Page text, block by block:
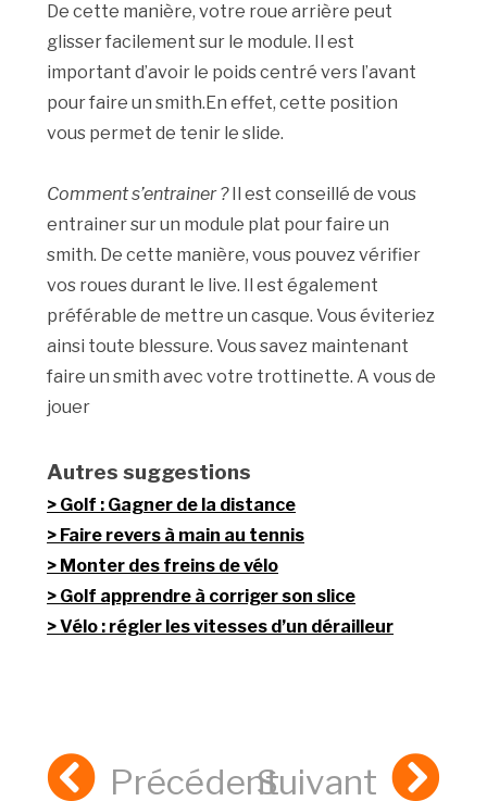
De cette manière, votre roue arrière peut
glisser facilement sur le module. Il est
important d’avoir le poids centré vers l’avant
pour faire un smith.En effet, cette position
vous permet de tenir le slide.
Comment s’entrainer ?Il est conseillé de vous
entrainer sur un module plat pour faire un
smith. De cette manière, vous pouvez vérifier
vos roues durant le live. Il est également
préférable de mettre un casque. Vous éviteriez
ainsi toute blessure. Vous savez maintenant
faire un smith avec votre trottinette. A vous de
jouer
Autres suggestions
Golf : Gagner de la distance
Faire revers à main au tennis
Monter des freins de vélo
Golf apprendre à corriger son slice
Vélo : régler les vitesses d’un dérailleur
PrécédentSuivant